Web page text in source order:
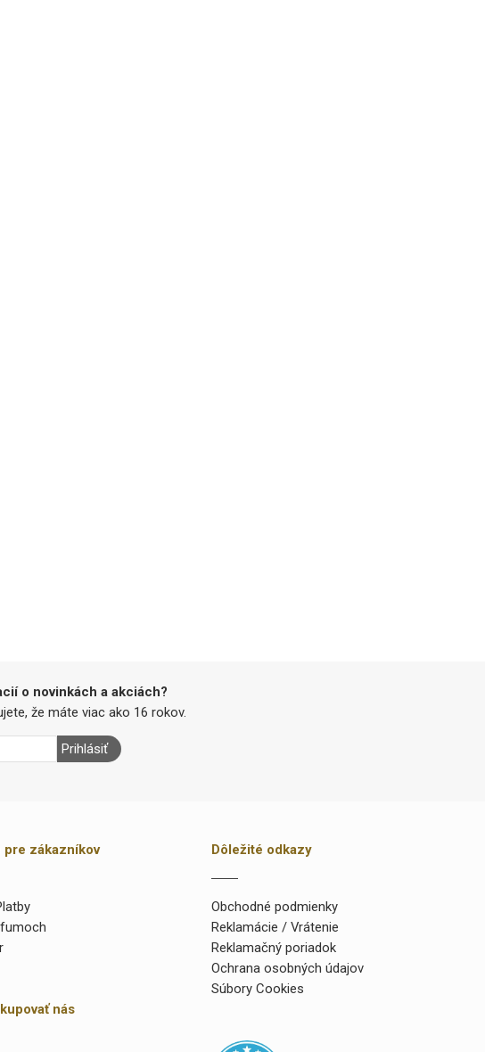
o novinkách a akciách?
že máte viac ako 16 rokov.
Prihlásiť
pre zákazníkov
nás
Dôležité odkazy
Obchodné podmienky
Reklamácie / Vrátenie
Reklamačný poriadok
Ochrana osobných údajov
Súbory Cookies